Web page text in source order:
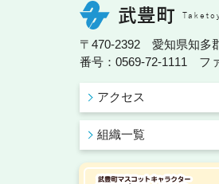
〒470-2392 愛知県知多
番号：0569-72-1111 フ
アクセス
組織一覧